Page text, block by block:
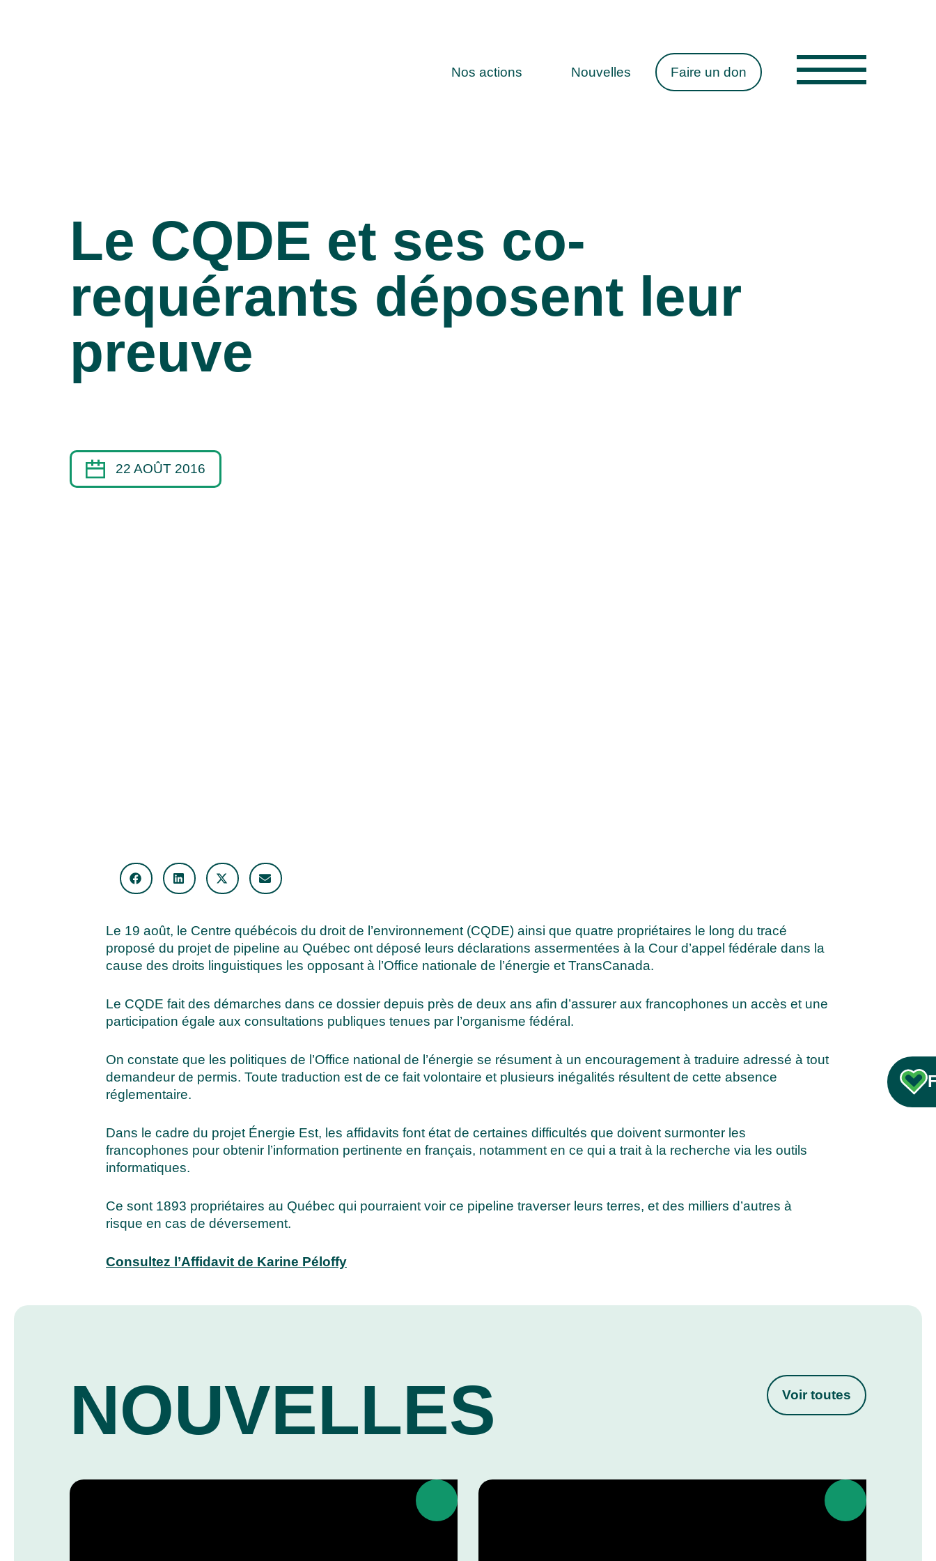
Nos actions Nouvelles Faire un don
Le CQDE et ses co-
requérants déposent leur
preuve
22 AOÛT 2016
Le 19 août, le Centre québécois du droit de l’environnement (CQDE) ainsi que quatre propriétaires le long du tracé
proposé du projet de pipeline au Québec ont déposé leurs déclarations assermentées à la Cour d’appel fédérale dans la
cause des droits linguistiques les opposant à l’Office nationale de l’énergie et TransCanada.
Le CQDE fait des démarches dans ce dossier depuis près de deux ans afin d’assurer aux francophones un accès et une
participation égale aux consultations publiques tenues par l’organisme fédéral.
On constate que les politiques de l’Office national de l’énergie se résument à un encouragement à traduire adressé à tout
demandeur de permis. Toute traduction est de ce fait volontaire et plusieurs inégalités résultent de cette absence
réglementaire.
Dans le cadre du projet Énergie Est, les affidavits font état de certaines difficultés que doivent surmonter les
francophones pour obtenir l’information pertinente en français, notamment en ce qui a trait à la recherche via les outils
informatiques.
Ce sont 1893 propriétaires au Québec qui pourraient voir ce pipeline traverser leurs terres, et des milliers d’autres à
risque en cas de déversement.
Consultez l’Affidavit de Karine Péloffy
NOUVELLES Voir toutes